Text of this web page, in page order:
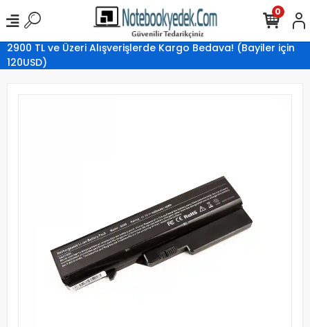
2900 TL ve Üzeri Alışverişlerde Kargo Bedava! (Bayiler için
120USD)
0